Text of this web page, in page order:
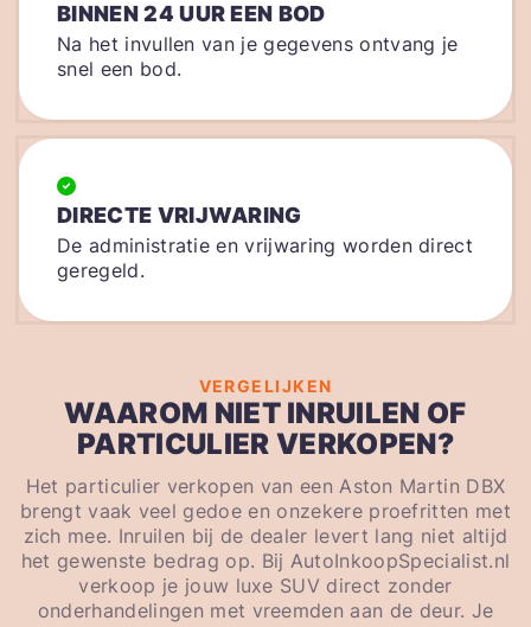
BINNEN 24 UUR EEN BOD
Na het invullen van je gegevens ontvang je
snel een bod.
DIRECTE VRIJWARING
De administratie en vrijwaring worden direct
geregeld.
VERGELIJKEN
WAAROM NIET INRUILEN OF
PARTICULIER VERKOPEN?
Het particulier verkopen van een Aston Martin DBX
brengt vaak veel gedoe en onzekere proefritten met
zich mee. Inruilen bij de dealer levert lang niet altijd
het gewenste bedrag op. Bij AutoInkoopSpecialist.nl
verkoop je jouw luxe SUV direct zonder
onderhandelingen met vreemden aan de deur. Je